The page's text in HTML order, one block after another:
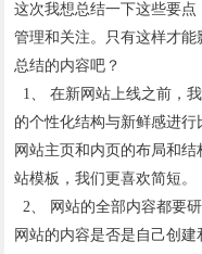
这次我想总结一下这些要
管理和关注。只有这样才
总结的内容吧？
1、 在新网站上线之前，
的个性化结构与新鲜感进
网站主页和内页的布局和
站模板，我们更喜欢简短。
2、 网站的全部内容都要
网站的内容是否是自己创